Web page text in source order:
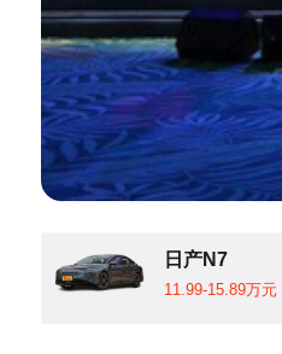
日产N7
11.99-15.89万元